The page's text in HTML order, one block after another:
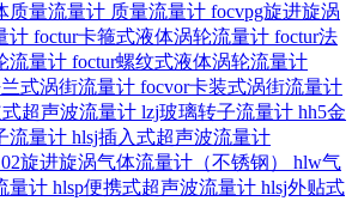
质量流量计 质量流量计 focvpg旋进旋涡
计 foctur卡箍式液体涡轮流量计 foctur法
流量计 foctur螺纹式液体涡轮流量计
式涡街流量计 focvor卡装式涡街流量计
式超声波流量计 lzj玻璃转子流量计 hh5金
流量计 hlsj插入式超声波流量计
旋进旋涡气体流量计（不锈钢） hlw气
量计 hlsp便携式超声波流量计 hlsj外贴式